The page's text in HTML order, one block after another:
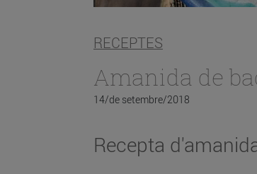
RECEPTES
Amanida de
14/de setembre/2018
Recepta